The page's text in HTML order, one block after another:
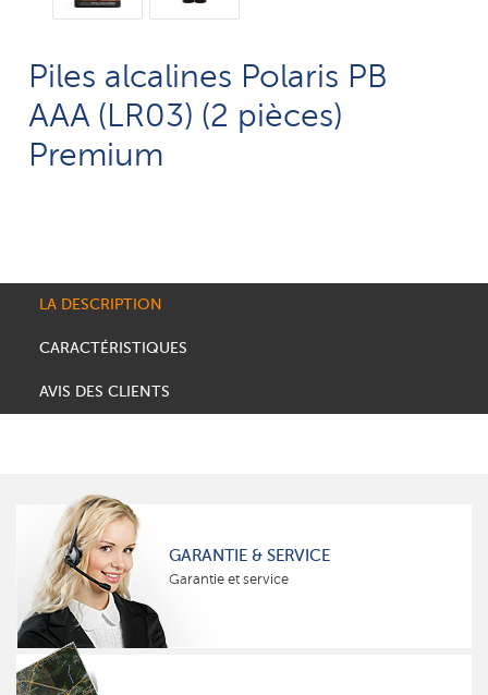
Piles alcalines Polaris PB
AAA (LR03) (2 pièces)
Premium
LA DESCRIPTION
CARACTÉRISTIQUES
AVIS DES CLIENTS
GARANTIE & SERVICE
Garantie et service